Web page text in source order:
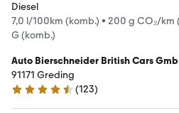
Diesel
7,0 l/100km (komb.) • 200 g CO₂/km
G (komb.)
Auto Bierschneider British Cars
91171 Greding
4.3 Sterne
(123)